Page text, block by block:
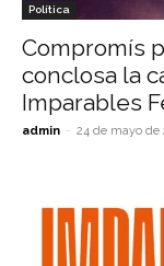
Política
Compromís
conclosa la
Imparables
admin - 24 de mayo de